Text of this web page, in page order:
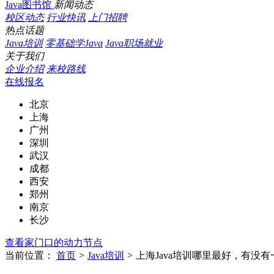
Java图书馆 新闻动态
校区动态 行业快讯
上门招聘
热点话题
Java培训 零基础学Java Java职场就业
关于我们
企业介绍 来校路线
在线报名
北京
上海
广州
深圳
武汉
成都
西安
郑州
南京
长沙
查看家门口的动力节点
当前位置：
首页 > Java培训 > 上海Java培训哪里最好，有没